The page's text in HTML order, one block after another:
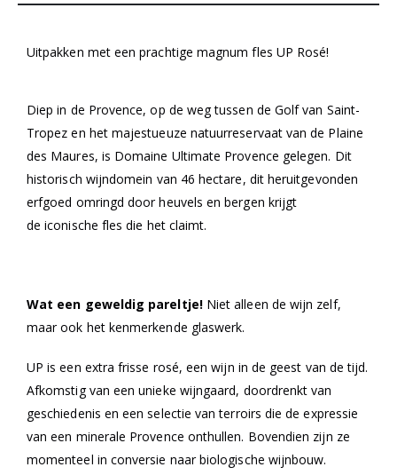
Uitpakken met een prachtige magnum fles UP Rosé!
Diep in de Provence, op de weg tussen de Golf van Saint-
Tropez en het majestueuze natuurreservaat van de Plaine
des Maures, is Domaine Ultimate Provence gelegen. Dit
historisch wijndomein van 46 hectare, dit heruitgevonden
erfgoed omringd door heuvels en bergen krijgt
de iconische fles die het claimt.
Wat een geweldig pareltje!Niet alleen de wijn zelf,
maar ook het kenmerkende glaswerk.
UP is een extra frisse rosé, een wijn in de geest van de tijd.
Afkomstig van een unieke wijngaard, doordrenkt van
geschiedenis en een selectie van terroirs die de expressie
van een minerale Provence onthullen. Bovendien zijn ze
momenteel in conversie naar biologische wijnbouw.